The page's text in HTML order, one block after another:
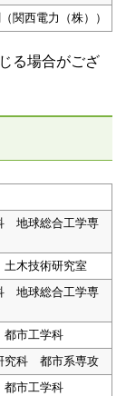
関西電力（株））
る場合がござ
地球総合工学専
木技術研究室
地球総合工学専
市工学科
究科 都市系専攻
市工学科